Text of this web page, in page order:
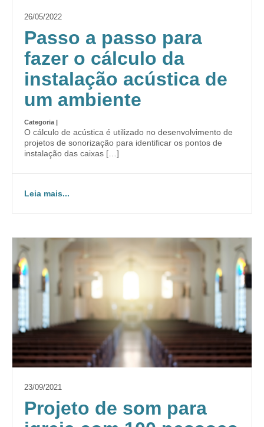
26/05/2022
Passo a passo para
fazer o cálculo da
instalação acústica de
um ambiente
Categoria |
O cálculo de acústica é utilizado no desenvolvimento de
projetos de sonorização para identificar os pontos de
instalação das caixas […]
Leia mais...
23/09/2021
Projeto de som para